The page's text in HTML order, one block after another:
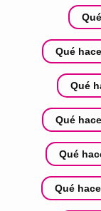
Qué
Qué
Qué
Qué
Qué